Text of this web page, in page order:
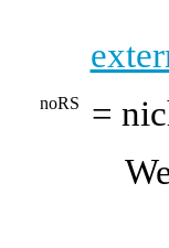
=